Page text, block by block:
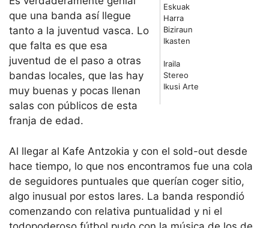
Eskuak
Harra
Biziraun
Ikasten
Iraila
Stereo
Ikusi Arte
que una banda así llegue
tanto a la juventud vasca. Lo
que falta es que esa
juventud de el paso a otras
bandas locales, que las hay
muy buenas y pocas llenan
salas con públicos de esta
franja de edad.
Al llegar al Kafe Antzokia y con el sold-out desde
hace tiempo, lo que nos encontramos fue una cola
de seguidores puntuales que querían coger sitio,
algo inusual por estos lares. La banda respondió
comenzando con relativa puntualidad y ni el